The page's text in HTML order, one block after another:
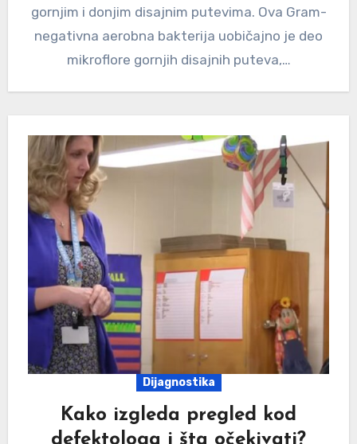
gornjim i donjim disajnim putevima. Ova Gram-
negativna aerobna bakterija uobičajno je deo
mikroflore gornjih disajnih puteva,…
Dijagnostika
Kako izgleda pregled kod
defektologa i šta očekivati?